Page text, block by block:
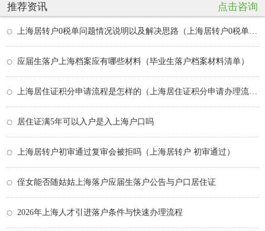
推荐资讯 点击咨询
应届生落户上海档案应有哪些材料（毕业生落户档案材料清单）
居住证满5年可以入户是入上海户口吗
上海居转户初审通过复审会被拒吗（上海居转户 初审通过）
侄女能否随姑姑上海落户应届生落户公告与户口居住证
2026年上海人才引进落户条件与快速办理流程